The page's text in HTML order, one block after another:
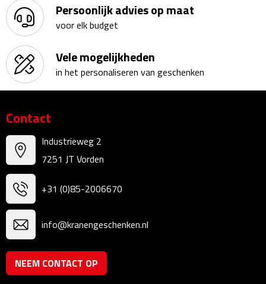
Beurs & Evenementen
Banners
Barmatten
Stickers
Visitekaartjes
Vlaggen
Bureau Toebehoren
Bureauklokken
Persoonlijk advies op maat
voor elk budget
Vele mogelijkheden
in het personaliseren van geschenken
Contact
Industrieweg 2
7251 JT Vorden
+31 (0)85-2006670
info@kranengeschenken.nl
NEEM CONTACT OP